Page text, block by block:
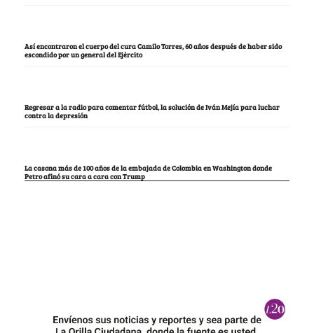
Así encontraron el cuerpo del cura Camilo Torres, 60 años después de haber sido
escondido por un general del Ejército
Regresar a la radio para comentar fútbol, la solución de Iván Mejía para luchar
contra la depresión
La casona más de 100 años de la embajada de Colombia en Washington donde
Petro afinó su cara a cara con Trump